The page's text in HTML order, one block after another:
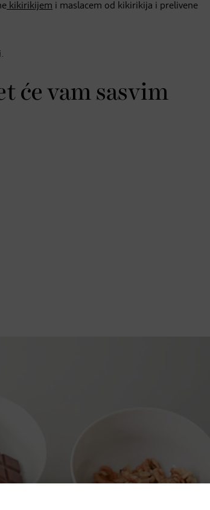
kikirikijem i maslacem od kikirikija i prelivene
će vam sasvim